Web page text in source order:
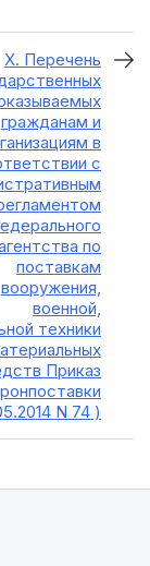
X. Перечень
гражданам и
в
с
по
поставкам
вооружения,
военной,
техники
Приказ
N 74 )